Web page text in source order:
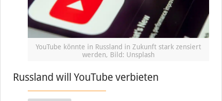
YouTube könnte in Russland in Zukunft stark zensiert
werden, Bild: Unsplash
Russland will YouTube verbieten